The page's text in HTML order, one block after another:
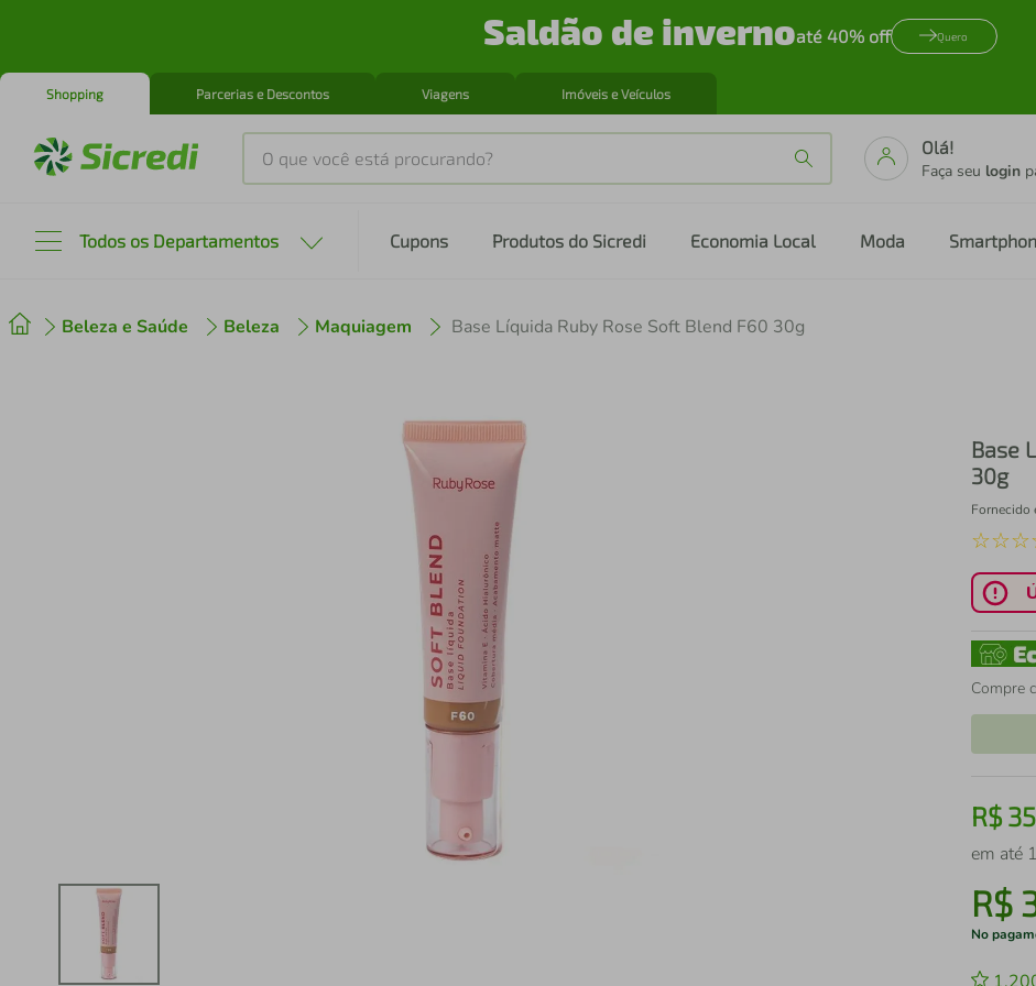
Saldão de invernoaté 40% off Quero
Shopping Parcerias e Descontos Viagens Imóveis e Veículos
O que você está procurando?
Olá!
Faça seu login
Todos os Departamentos Cupons Produtos do Sicredi Economia Local Moda
Beleza e Saúde Beleza Maquiagem Base Líquida Ruby Rose Soft Blend F60 30g
Base
30g
Fornecido
☆☆☆
Compre
R$35
em até 1
R$
No
2º cafeteira